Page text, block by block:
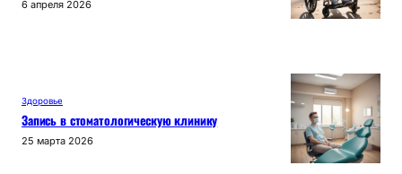
6 апреля 2026
Здоровье
Запись в стоматологическую клинику
25 марта 2026